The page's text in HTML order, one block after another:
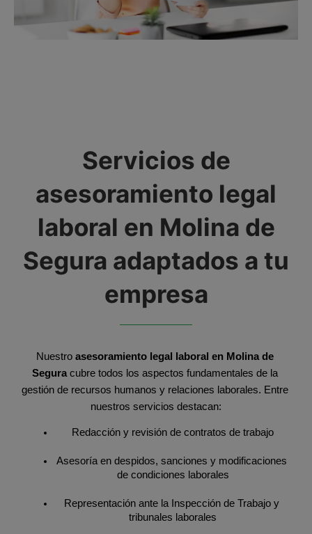
Servicios de
asesoramiento legal
laboral en Molina de
Segura adaptados a tu
empresa
Nuestro asesoramiento legal laboral en Molina de
Segura cubre todos los aspectos fundamentales de la
gestión de recursos humanos y relaciones laborales. Entre
nuestros servicios destacan:
Redacción y revisión de contratos de trabajo
Asesoría en despidos, sanciones y modificaciones
de condiciones laborales
Representación ante la Inspección de Trabajo y
tribunales laborales